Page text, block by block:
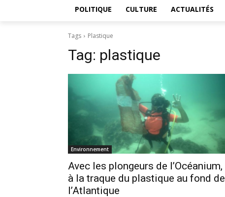
POLITIQUE CULTURE ACTUALITÉS
Tags Plastique
Tag: plastique
Environnement
Avec les plongeurs de l’Océanium,
à la traque du plastique au fond de
l’Atlantique